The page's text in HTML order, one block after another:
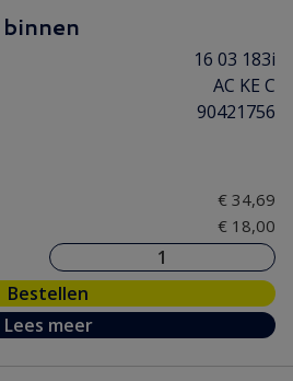
16 03 183i
AC KE C
90421756
€ 34,69
€ 18,00
Bestellen
Lees meer